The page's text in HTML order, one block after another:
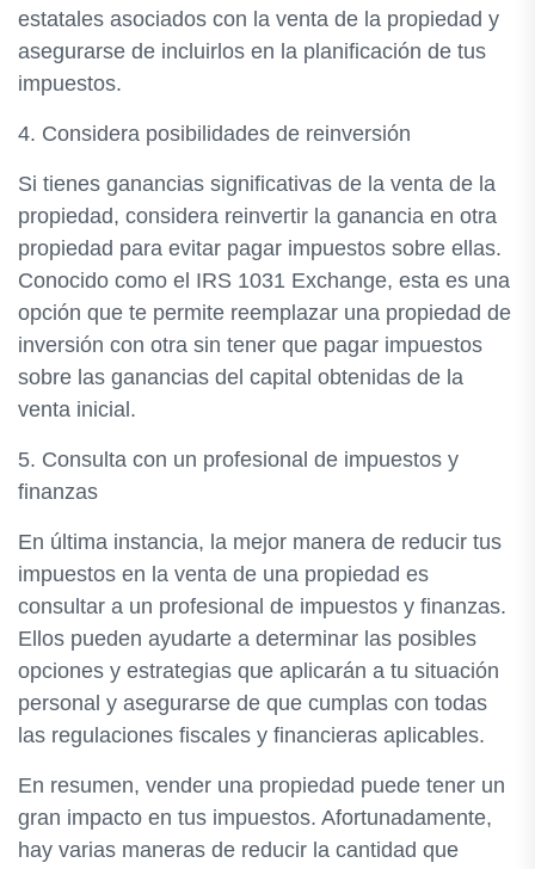
estatales asociados con la venta de la propiedad y
asegurarse de incluirlos en la planificación de tus
impuestos.
4. Considera posibilidades de reinversión
Si tienes ganancias significativas de la venta de la
propiedad, considera reinvertir la ganancia en otra
propiedad para evitar pagar impuestos sobre ellas.
Conocido como el IRS 1031 Exchange, esta es una
opción que te permite reemplazar una propiedad de
inversión con otra sin tener que pagar impuestos
sobre las ganancias del capital obtenidas de la
venta inicial.
5. Consulta con un profesional de impuestos y
finanzas
En última instancia, la mejor manera de reducir tus
impuestos en la venta de una propiedad es
consultar a un profesional de impuestos y finanzas.
Ellos pueden ayudarte a determinar las posibles
opciones y estrategias que aplicarán a tu situación
personal y asegurarse de que cumplas con todas
las regulaciones fiscales y financieras aplicables.
En resumen, vender una propiedad puede tener un
gran impacto en tus impuestos. Afortunadamente,
hay varias maneras de reducir la cantidad que